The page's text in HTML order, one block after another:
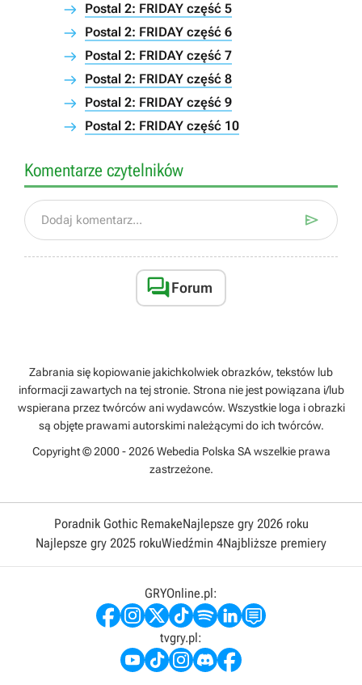
Postal 2: FRIDAY część 5
Postal 2: FRIDAY część 6
Postal 2: FRIDAY część 7
Postal 2: FRIDAY część 8
Postal 2: FRIDAY część 9
Postal 2: FRIDAY część 10
Komentarze czytelników
Dodaj komentarz... 
Forum
Zabrania się kopiowanie jakichkolwiek obrazków, tekstów lub
informacji zawartych na tej stronie. Strona nie jest powiązana i/lub
wspierana przez twórców ani wydawców. Wszystkie loga i obrazki
są objęte prawami autorskimi należącymi do ich twórców.
Copyright © 2000 - 2026 Webedia Polska SA wszelkie prawa
zastrzeżone.
Poradnik Gothic RemakeNajlepsze gry 2026 roku
Najlepsze gry 2025 rokuWiedźmin 4Najbliższe premiery
GRYOnline.pl:
tvgry.pl: